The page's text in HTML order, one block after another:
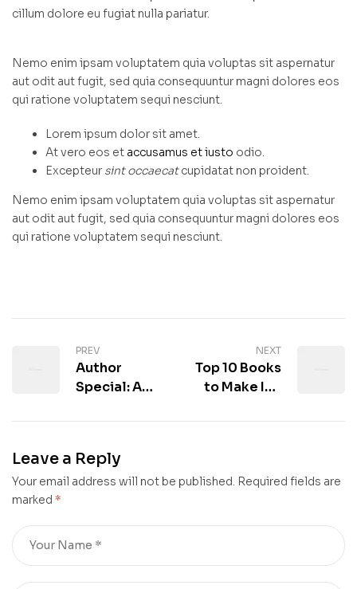
cillum dolore eu fugiat nulla pariatur.
Nemo enim ipsam voluptatem quia voluptas sit aspernatur
aut odit aut fugit, sed quia consequuntur magni dolores eos
qui ratione voluptatem sequi nesciunt.
Lorem ipsum dolor sit amet.
At vero eos et accusamus et iusto odio.
Excepteur sint occaecatcupidatat non proident.
Nemo enim ipsam voluptatem quia voluptas sit aspernatur
aut odit aut fugit, sed quia consequuntur magni dolores eos
qui ratione voluptatem sequi nesciunt.
PREV
Author
Special: A
Brené Brown
NEXT
Top 10 Books
to Make It a
Leave a Reply
Your email address will not be published. Required fields are
marked *